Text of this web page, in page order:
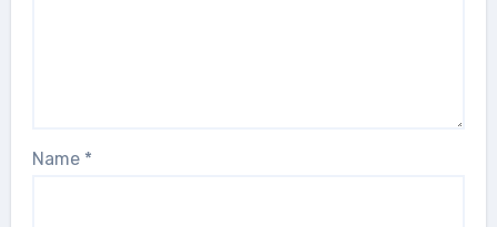
Name *